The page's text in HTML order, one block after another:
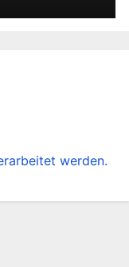
werden.